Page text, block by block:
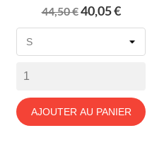
Prix
de
44,50 €Prix
40,05 €
AJOUTER AU PANIER